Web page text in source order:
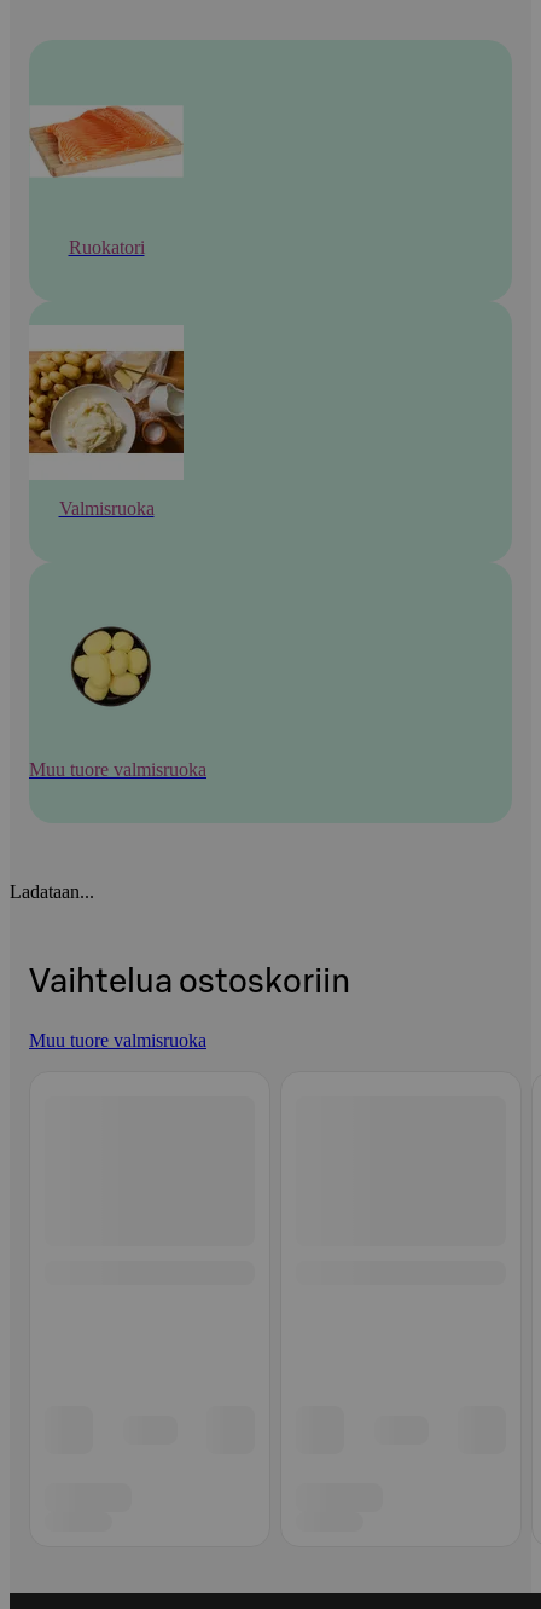
Ruokatori
Valmisruoka
Muu tuore valmisruoka
Ladataan...
Vaihtelua ostoskoriin
Muu tuore valmisruoka